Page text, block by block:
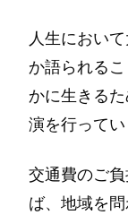
人生におい
か語られる
かに生きる
演を行ってい
交通費のご
ば、地域を問